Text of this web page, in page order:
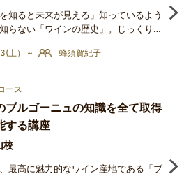
を知ると未来が見える」知っているよう
らない「ワインの歴史」。じっくりと
グラスの中の「今」を切り取るだけで
そのワインが辿ってきたストーリーを
で、美味しさは何倍にも膨らむもので
、ボルドー、ブルゴーニュ、シャンパ
焦点を当て、各産地がどのようにして
なり得たのか、
土） ~ 蜂須賀紀子
ース
ブルゴーニュの知識を全て取得
する講座
校
最高に魅力的なワイン産地である「ブ